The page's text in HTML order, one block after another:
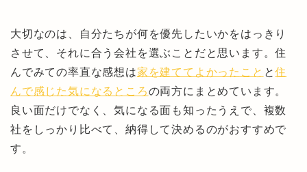
大切なのは、自分たちが何を優先したいかをはっきり
させて、それに合う会社を選ぶことだと思います。住
んでみての率直な感想は家を建ててよかったこと と住
んで感じた気になるところの両方にまとめています。
良い面だけでなく、気になる面も知ったうえで、複数
社をしっかり比べて、納得して決めるのがおすすめで
す。